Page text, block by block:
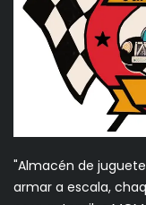
"Almacén de
armar a escala,